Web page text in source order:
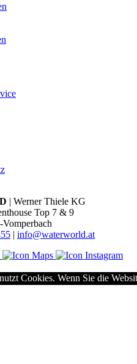
| Werner Thiele KG
Top 7 & 9
| info@waterworld.at
Cookies. Wenn Sie die